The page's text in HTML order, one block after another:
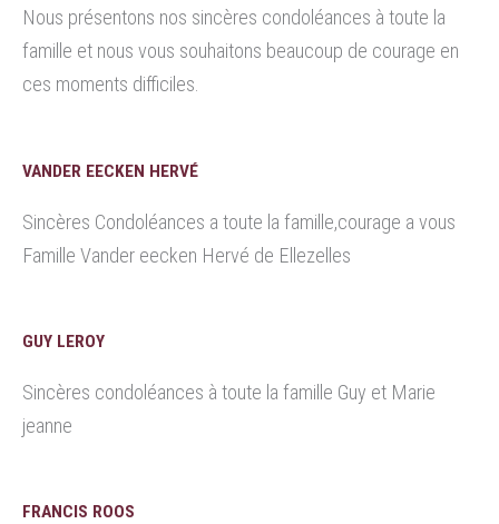
Nous présentons nos sincères condoléances à toute la
famille et nous vous souhaitons beaucoup de courage en
ces moments difficiles.
VANDER EECKEN HERVÉ
Sincères Condoléances a toute la famille,courage a vous
Famille Vander eecken Hervé de Ellezelles
GUY LEROY
Sincères condoléances à toute la famille Guy et Marie
jeanne
FRANCIS ROOS